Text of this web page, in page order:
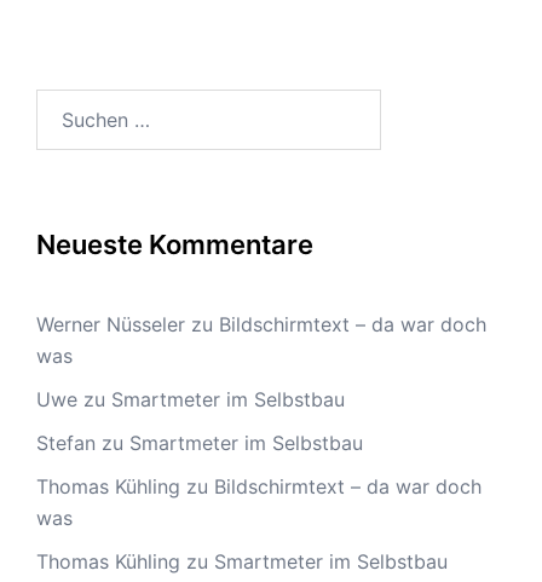
Neueste Kommentare
Werner Nüsseler zu Bildschirmtext – da war doch
was
Uwe zu Smartmeter im Selbstbau
Stefan zu Smartmeter im Selbstbau
Thomas Kühling zu Bildschirmtext – da war doch
was
Thomas Kühling zu Smartmeter im Selbstbau